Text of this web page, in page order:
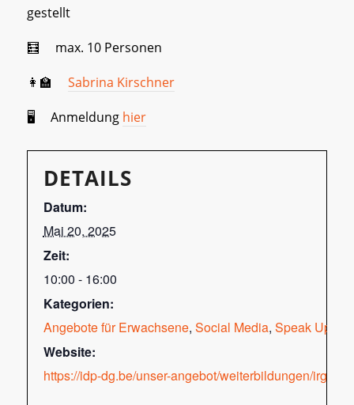
gestellt
🧮 max. 10 Personen
👩‍🏫 Sabrina Kirschner
🖥️ Anmeldung hier
DETAILS
Datum:
Mai 20, 2025
Zeit:
10:00 - 16:00
Kategorien:
Angebote für Erwachsene, Social Media, Speak Up!
Website:
https://idp-dg.be/unser-angebot/weiterbildungen/